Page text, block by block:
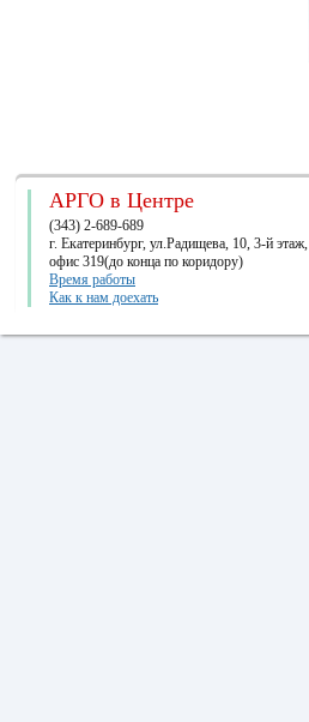
АРГО в Центре
(343) 2-689-689
г. Екатеринбург, ул.Радищева, 10, 3-й этаж,
офис 319(до конца по коридору)
Время работы
Как к нам доехать